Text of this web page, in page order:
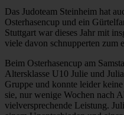
Das Judoteam Steinheim hat
Osterhasencup und ein
Stuttgart war dieses Jahr mit
viele davon schnupperten zum
Beim Osterhasencup am
Altersklasse U10 Julie und
Gruppe und konnte leider
sie, nur wenige Wochen nach
vielversprechende Leistung.